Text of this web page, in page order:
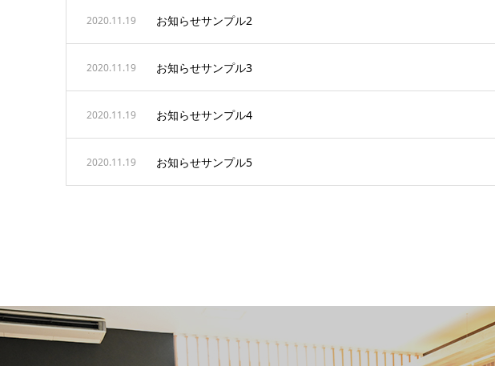
2020.11.19 お知らせサンプル2
2020.11.19 お知らせサンプル3
2020.11.19 お知らせサンプル4
2020.11.19 お知らせサンプル5